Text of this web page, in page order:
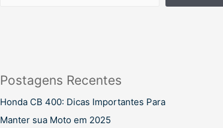
Postagens Recentes
Honda CB 400: Dicas Importantes Para
Manter sua Moto em 2025